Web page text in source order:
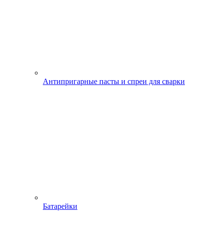
Антипригарные пасты и спреи для сварки
Батарейки